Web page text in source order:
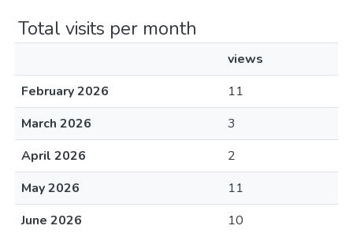
Total visits per month
views
February 2026
11
March 2026
3
April 2026
2
May 2026
11
June 2026
10